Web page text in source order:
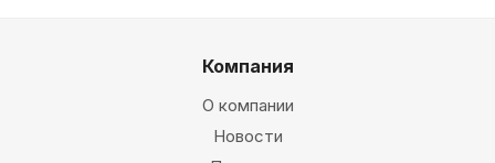
Компания
О компании
Новости